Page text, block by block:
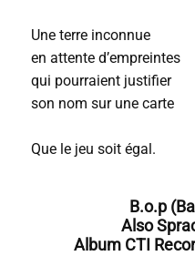
Une terre inconnue
en attente d’empreintes
qui pourraient justifier
son nom sur une carte
Que le jeu soit égal.
B.o.p
Also
Album CTI